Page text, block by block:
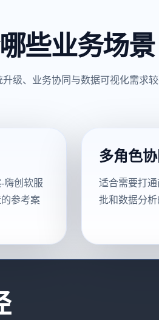
些业务场景
级、业务协同与数据可视化需求
嗨创软服
参考案
多角色
适合需要打
批和数据分析